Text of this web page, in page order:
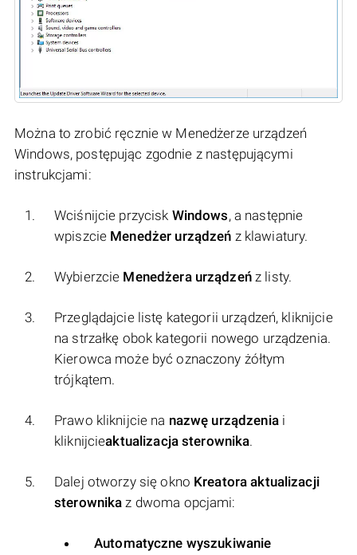
Można to zrobić ręcznie w Menedżerze urządzeń
Windows, postępując zgodnie z następującymi
instrukcjami:
Wciśnijcie przycisk Windows, a następnie
wpiszcie Menedżer urządzeń z klawiatury.
Wybierzcie Menedżera urządzeńz listy.
Przeglądajcie listę kategorii urządzeń, kliknijcie
na strzałkę obok kategorii nowego urządzenia.
Kierowca może być oznaczony żółtym
trójkątem.
Prawo kliknijcie na nazwę urządzeniai
kliknijcieaktualizacja sterownika.
Dalej otworzy się okno Kreatora aktualizacji
sterownikaz dwoma opcjami:
Automatyczne wyszukiwanie